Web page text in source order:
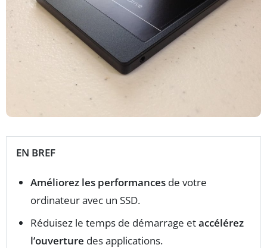
EN BREF
Améliorez les performances de votre
ordinateur avec un SSD.
Réduisez le temps de démarrage etaccélérez
l’ouverture des applications.